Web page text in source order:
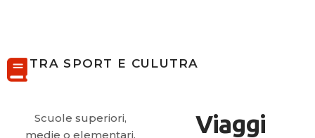
TRA SPORT E CULUTRA
Scuole superiori,
medie o elementari.
Viaggi